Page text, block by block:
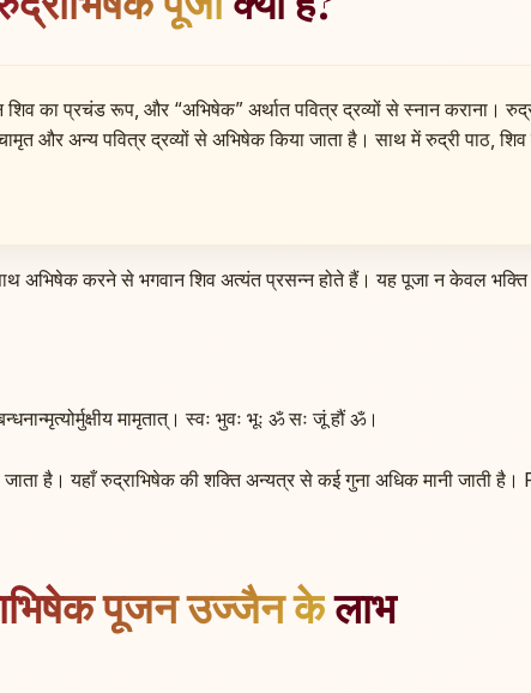
का प्रचंड रूप, और “अभिषेक” अर्थात पवित्र द्रव्यों से स्नान कराना।
और अन्य पवित्र द्रव्यों से अभिषेक किया जाता है। साथ में रुद्री पाठ, शिव
करने से भगवान शिव अत्यंत प्रसन्न होते हैं। यह पूजा न केवल भक्ति
मामृतात्। स्वः भुवः भूः ॐ सः जूं हौं ॐ।
जाता है। यहाँ रुद्राभिषेक की शक्ति अन्यत्र से कई गुना अधिक मानी
पूजन उज्जैन केलाभ